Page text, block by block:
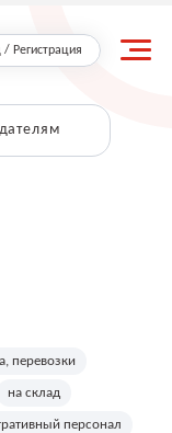
/ Регистрация
перевозки
на склад
персонал